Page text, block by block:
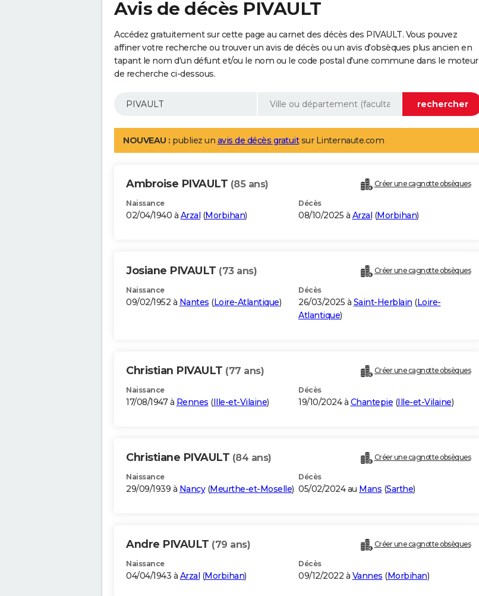
Avis de décès PIVAULT
Accédez gratuitement sur cette page au carnet des décès des PIVAULT. Vous pouvez
affiner votre recherche ou trouver un avis de décès ou un avis d'obsèques plus ancien en
tapant le nom d'un défunt et/ou le nom ou le code postal d'une commune dans le moteur
de recherche ci-dessous.
NOUVEAU : publiez un avis de décès gratuitsur Linternaute.com
Ambroise PIVAULT (85 ans) Créer une cagnotte obsèques
Naissance
02/04/1940 à Arzal (Morbihan)
Décès
08/10/2025 à Arzal (Morbihan)
Josiane PIVAULT (73 ans) Créer une cagnotte obsèques
Naissance
09/02/1952 à Nantes (Loire-Atlantique)
Décès
26/03/2025 à Saint-Herblain (Loire-
Atlantique)
Christian PIVAULT (77 ans) Créer une cagnotte obsèques
Naissance
17/08/1947 à Rennes (Ille-et-Vilaine)
Décès
19/10/2024 à Chantepie (Ille-et-Vilaine)
Christiane PIVAULT (84 ans) Créer une cagnotte obsèques
Naissance
29/09/1939 à Nancy(Meurthe-et-Moselle)
Décès
05/02/2024 au Mans (Sarthe)
Andre PIVAULT (79 ans) Créer une cagnotte obsèques
Naissance
04/04/1943 à Arzal (Morbihan)
Décès
09/12/2022 à Vannes (Morbihan)